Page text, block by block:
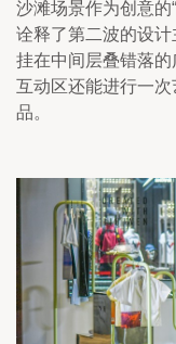
沙滩场景作为创意的
诠释了第二波的设
挂在中间层叠错落
互动区还能进行一
品。